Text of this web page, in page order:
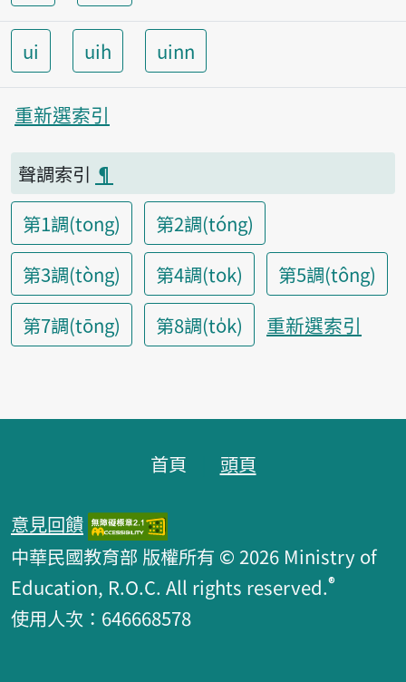
ui uih uinn
重新選索引
聲調索引 ¶
第1調(tong)
第2調(tóng)
第3調(tòng)
第4調(tok)
第5調(tông)
第7調(tōng)
第8調(to̍k) 重新選索引
首頁 頭頁
意見回饋
中華民國教育部 版權所有 © 2026 Ministry of
Education, R.O.C. All rights reserved.®
使用人次：646668578